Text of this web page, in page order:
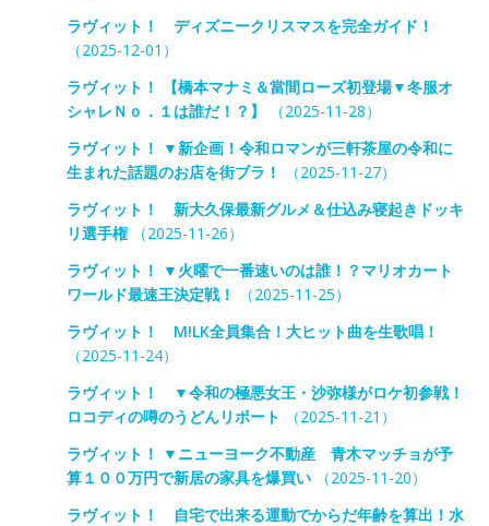
ラヴィット！ ディズニークリスマスを完全ガイド！
（2025-12-01）
ラヴィット！ 【橋本マナミ＆當間ローズ初登場▼冬服オ
シャレＮｏ．１は誰だ！？】
（2025-11-28）
ラヴィット！ ▼新企画！令和ロマンが三軒茶屋の令和に
生まれた話題のお店を街ブラ！
（2025-11-27）
ラヴィット！ 新大久保最新グルメ＆仕込み寝起きドッキ
リ選手権（2025-11-26）
ラヴィット！ ▼火曜で一番速いのは誰！？マリオカート
ワールド最速王決定戦！
（2025-11-25）
ラヴィット！ M!LK全員集合！大ヒット曲を生歌唱！
（2025-11-24）
ラヴィット！ ▼令和の極悪女王・沙弥様がロケ初参戦！
ロコディの噂のうどんリポート
（2025-11-21）
ラヴィット！ ▼ニューヨーク不動産 青木マッチョが予
算１００万円で新居の家具を爆買い（2025-11-20）
ラヴィット！ 自宅で出来る運動でからだ年齢を算出！水